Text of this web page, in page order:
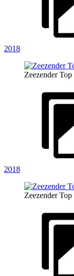
2018
Zeezender
2018
Zeezender